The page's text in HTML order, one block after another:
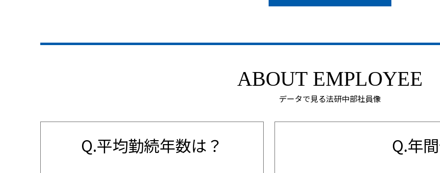
ABOUT EMPLOYEE
データで見る法研中部社員像
Q.平均勤続年数は？ Q.年